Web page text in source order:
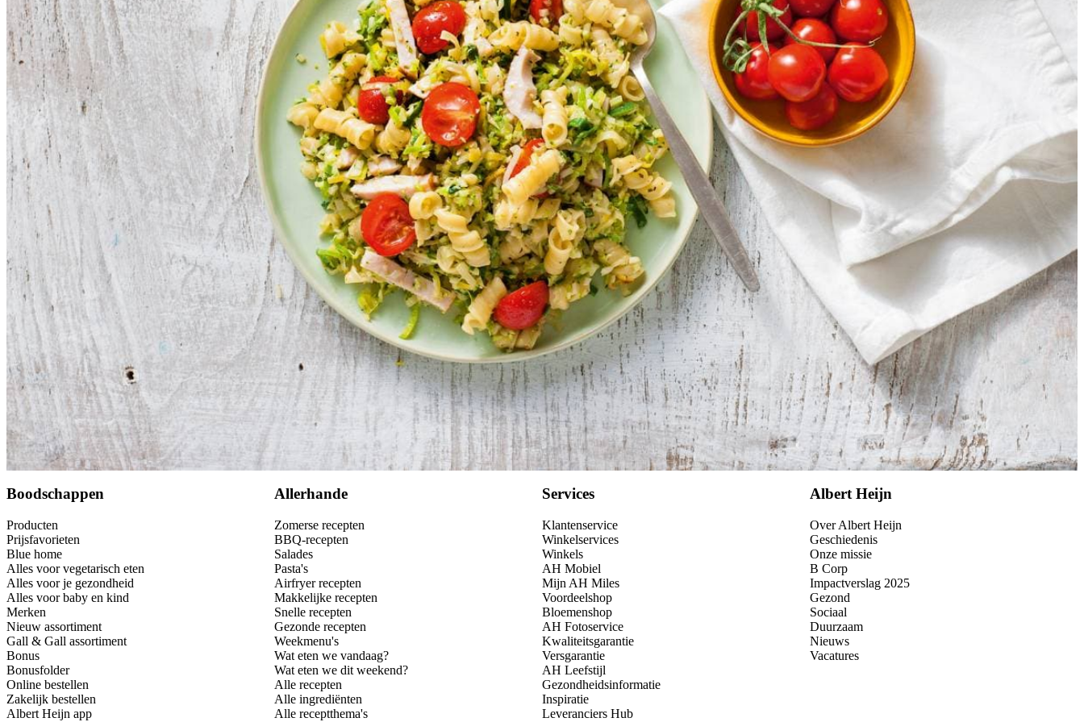
250 ggerookte kipfiletreepjes
400 gbroccolirijst
Kies producten
Boodschappen
Producten
Prijsfavorieten
Blue home
Alles voor vegetarisch eten
Alles voor je gezondheid
Alles voor baby en kind
Merken
Nieuw assortiment
Gall & Gall assortiment
Bonus
Bonusfolder
Online bestellen
Zakelijk bestellen
Albert Heijn app
Allerhande
Zomerse recepten
BBQ-recepten
Salades
Pasta's
Airfryer recepten
Makkelijke recepten
Snelle recepten
Gezonde recepten
Weekmenu's
Wat eten we vandaag?
Wat eten we dit weekend?
Alle recepten
Alle ingrediënten
Alle receptthema's
Services
Klantenservice
Winkelservices
Winkels
AH Mobiel
Mijn AH Miles
Voordeelshop
Bloemenshop
AH Fotoservice
Kwaliteitsgarantie
Versgarantie
AH Leefstijl
Gezondheidsinformatie
Inspiratie
Leveranciers Hub
Albert Heijn
Over Albert Heijn
Geschiedenis
Onze missie
B Corp
Impactverslag 2025
Gezond
Sociaal
Duurzaam
Nieuws
Vacatures